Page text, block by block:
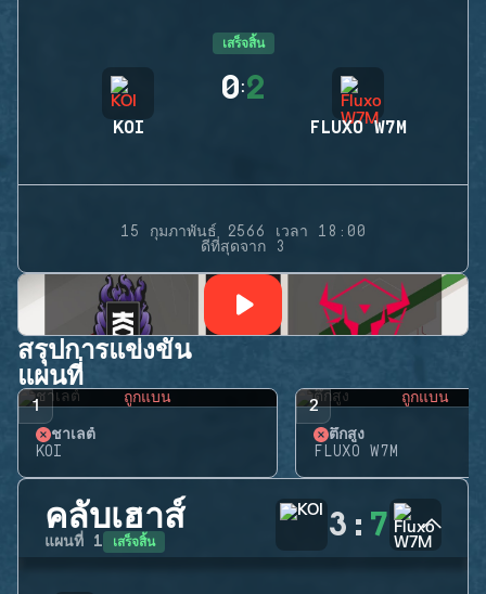
เสร็จสิ้น
KOI
0:2
FLUXO W7M
15 กุมภาพันธ์ 2566 เวลา 18:00
ดีที่สุดจาก 3
สรุปการแข่งขัน
แผนที่
1 ถูกแบน
ชาเลต์
KOI
2 ถูกแบน
ตึกสูง
FLUXO W7M
คลับเฮาส์
แผนที่ 1 เสร็จสิ้น 3 : 7